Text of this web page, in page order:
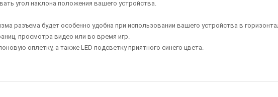
угол наклона положения вашего устройства.
разъема будет особенно удобна при использовании вашего устройства в
просмотра видео или во время игр.
оплетку, а также LED подсветку приятного синего цвета.